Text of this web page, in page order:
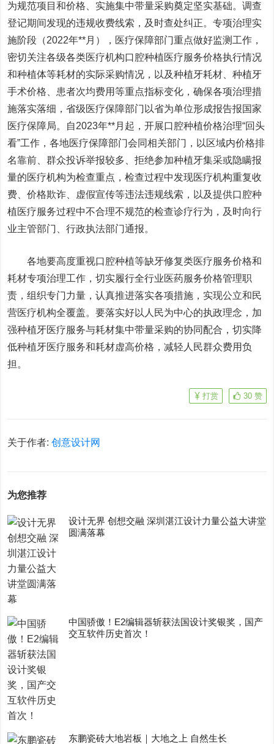
为规范项目和价格、实施集中带量采购奠定坚实基础。调查
登记期间发现的违规收费线索，及时查处纠正。专项治理实
施阶段（2022年**月），医疗保障部门重点做好监测工作，
密切关注各级各类医疗机构口腔种植医疗服务价格执行情况
和种植体等耗材的实际采购情况，以及种植牙耗材、种植牙
手术价格、患者次均费用等重点指标变化，确保各项治理措
施落实落细，省级医疗保障部门以省为单位形成报告报国家
医疗保障局。自2023年**月起，开展口腔种植价格治理“回头
看”工作，各地医疗保障部门会同相关部门，以区域内价格排
名靠前、群众投诉举报较多、拒绝参加种植牙集采或隐瞒报
量的医疗机构为检查重点，检查过程中发现医疗机构重复收
费、价格欺诈、虚假宣传等违法违规线索，以及提供口腔种
植医疗服务过程中不合理不规范的检查诊疗行为，及时向行
业主管部门、行政执法部门通报。
各地要高度重视口腔种植等缺牙修复类医疗服务价格和
耗材专项治理工作，切实履行全行业医药服务价格管理职
责，组织专门力量，认真推进落实各项措施，实现公立和民
营医疗机构全覆盖。要落实好以人民为中心的执政理念，加
强种植牙医疗服务与耗材集中带量采购的协同配合，切实降
低种植牙医疗服务和耗材虚高价格，减轻人民群众费用负
担。
30 赞
打赏
关于作者:创意设计网
为您推荐
设计无界 创想交融 深圳湛江设计力量公益大讲堂
圆满落幕
中国骄傲！E2编辑器斩获法国设计奖银奖，国产
交互软件历史首次！
东鹏瓷砖大地岩板｜大地之上 自然生长